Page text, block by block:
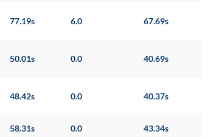
77.19s 6.0 67.69s
50.01s 0.0 40.69s
48.42s 0.0 40.37s
58.31s 0.0 43.34s